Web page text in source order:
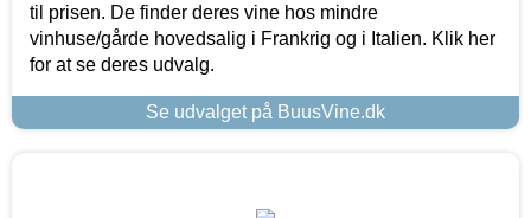
til prisen. De finder deres vine hos mindre
vinhuse/gårde hovedsalig i Frankrig og i Italien. Klik her
for at se deres udvalg.
Se udvalget på BuusVine.dk